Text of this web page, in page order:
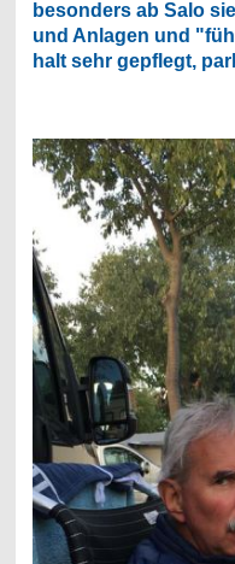
besonders ab Salo
und Anlagen und
halt sehr gepflegt,